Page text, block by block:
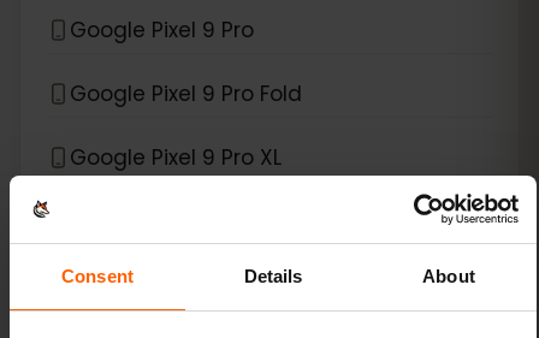
Consent Details About
Google Pixel 9 Pro
Google Pixel 9 Pro Fold
Google Pixel 9 Pro XL
eSIM compatível comXiaomi